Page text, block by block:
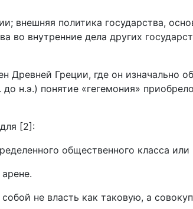
внешняя политика государства,
во внутренние дела других
Древней Греции, где он изначально
н.э.) понятие «гегемония»
[2]:
общественного класса
не власть как таковую, а